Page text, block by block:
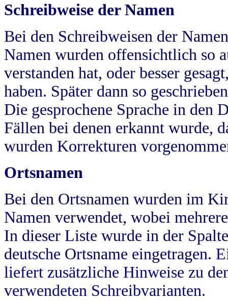
Schreibweise der Namen
Bei den Schreibweisen der
Namen wurden offensichtlich so
verstanden hat, oder besser
haben. Später dann so
Die gesprochene Sprache in
Fällen bei denen erkannt wurde,
wurden Korrekturen
Ortsnamen
Bei den Ortsnamen wurden im
Namen verwendet, wobei
In dieser Liste wurde in der
deutsche Ortsname eingetragen.
liefert zusätzliche Hinweise zu
verwendeten Schreibvarianten.